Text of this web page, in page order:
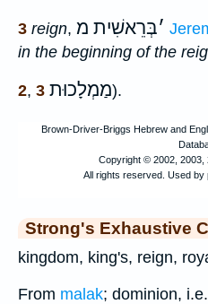
3 reign, ׳בְּרֵאשִׁית מ
in the beginning of the
2, מַמְלָכוּת 3 ).
Strong's Exhaustive
kingdom, king's, reign,
From malak; dominion,